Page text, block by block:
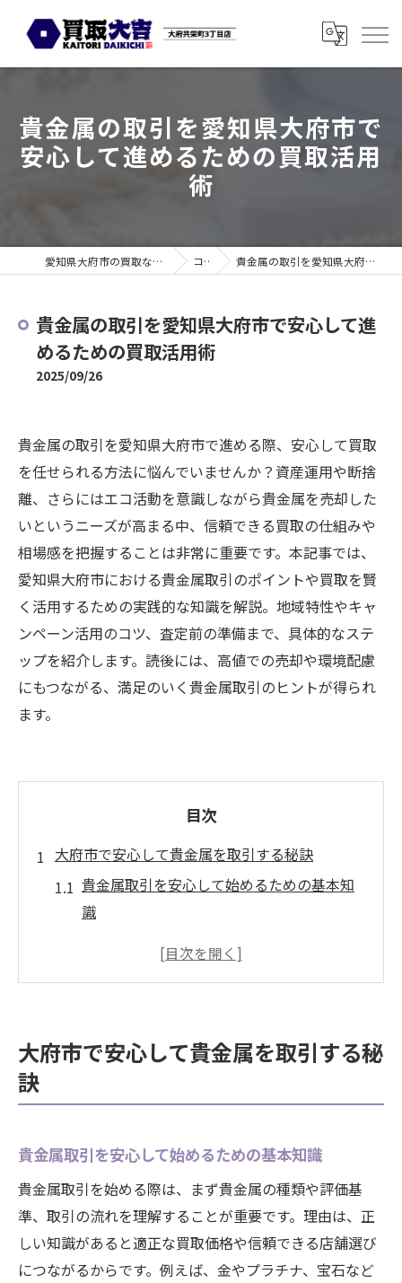
貴金属の取引を愛知県大府市で
安心して進めるための買取活用
術
愛知県大府市の買取なら買取大吉 大府共栄町3丁目店 コラム 貴金属の取引を愛知県大府市で安心して進めるための買取活用術
貴金属の取引を愛知県大府市で安心して進
めるための買取活用術
2025/09/26
貴金属の取引を愛知県大府市で進める際、安心して買取
を任せられる方法に悩んでいませんか？資産運用や断捨
離、さらにはエコ活動を意識しながら貴金属を売却した
いというニーズが高まる中、信頼できる買取の仕組みや
相場感を把握することは非常に重要です。本記事では、
愛知県大府市における貴金属取引のポイントや買取を賢
く活用するための実践的な知識を解説。地域特性やキャ
ンペーン活用のコツ、査定前の準備まで、具体的なステ
ップを紹介します。読後には、高値での売却や環境配慮
にもつながる、満足のいく貴金属取引のヒントが得られ
ます。
目次
大府市で安心して貴金属を取引する秘訣
貴金属取引を安心して始めるための基本知
識
大府市で貴金属買取が選ばれる理由と魅力
貴金属買取を成功させるための大府市活用術
貴金属買取時に活用したいキャンペーン情
報
貴金属買取をスムーズに進める手続き方法
オンライン査定を活用した貴金属売却の利
点
大府市で安心して貴金属を取引する秘
訣
貴金属取引を安心して始めるための基本知識
貴金属取引を始める際は、まず貴金属の種類や評価基
準、取引の流れを理解することが重要です。理由は、正
しい知識があると適正な買取価格や信頼できる店舗選び
につながるからです。例えば、金やプラチナ、宝石など